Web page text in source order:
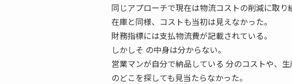
同じアプローチで現在は物流コストの削減に取り
在庫と同様、コストも当初は見えなかった。
財務指標には支払物流費が記載されている。
しかしそ の中身は分からない。
営業マンが自分で納品している 分のコストや、
のどこを探しても見当たらなかった。